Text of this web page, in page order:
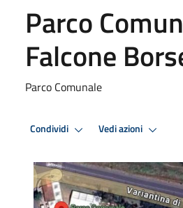
Parco
Falcone
Parco Comunale
Condividi Vedi azioni